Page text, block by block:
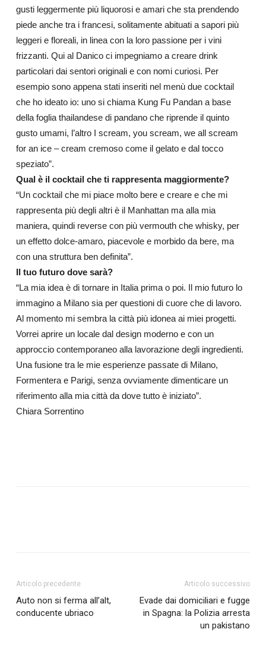
gusti leggermente più liquorosi e amari che sta prendendo
piede anche tra i francesi, solitamente abituati a sapori più
leggeri e floreali, in linea con la loro passione per i vini
frizzanti. Qui al Danico ci impegniamo a creare drink
particolari dai sentori originali e con nomi curiosi. Per
esempio sono appena stati inseriti nel menù due cocktail
che ho ideato io: uno si chiama Kung Fu Pandan a base
della foglia thailandese di pandano che riprende il quinto
gusto umami, l’altro I scream, you scream, we all scream
for an ice – cream cremoso come il gelato e dal tocco
speziato”.
Qual è il cocktail che ti rappresenta maggiormente?
“Un cocktail che mi piace molto bere e creare e che mi
rappresenta più degli altri è il Manhattan ma alla mia
maniera, quindi reverse con più vermouth che whisky, per
un effetto dolce-amaro, piacevole e morbido da bere, ma
con una struttura ben definita”.
Il tuo futuro dove sarà?
“La mia idea è di tornare in Italia prima o poi. Il mio futuro lo
immagino a Milano sia per questioni di cuore che di lavoro.
Al momento mi sembra la città più idonea ai miei progetti.
Vorrei aprire un locale dal design moderno e con un
approccio contemporaneo alla lavorazione degli ingredienti.
Una fusione tra le mie esperienze passate di Milano,
Formentera e Parigi, senza ovviamente dimenticare un
riferimento alla mia città da dove tutto è iniziato”.
Chiara Sorrentino
Articolo precedente
Auto non si ferma all’alt,
conducente ubriaco
Articolo successivo
Evade dai domiciliari e fugge
in Spagna: la Polizia arresta
un pakistano